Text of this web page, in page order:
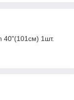
40"(101см) 1шт.